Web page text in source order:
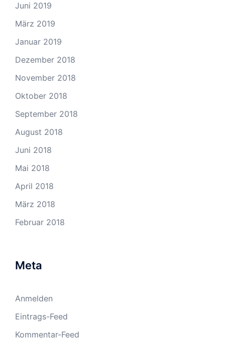
Juni 2019
März 2019
Januar 2019
Dezember 2018
November 2018
Oktober 2018
September 2018
August 2018
Juni 2018
Mai 2018
April 2018
März 2018
Februar 2018
Meta
Anmelden
Eintrags-Feed
Kommentar-Feed